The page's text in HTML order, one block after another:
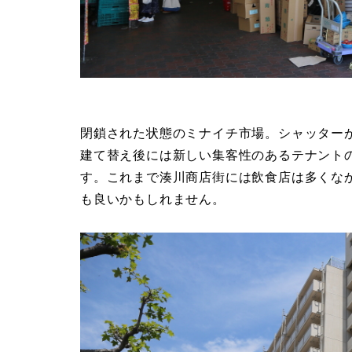
閉鎖された状態のミナイチ市場。シャッタ
建て替え後には新しい集客性のあるテナン
す。これまで湊川商店街には飲食店は多く
も良いかもしれません。